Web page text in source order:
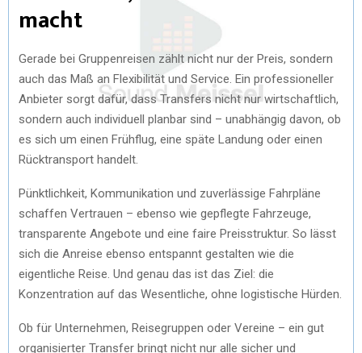
macht
Gerade bei Gruppenreisen zählt nicht nur der Preis, sondern
auch das Maß an Flexibilität und Service. Ein professioneller
Anbieter sorgt dafür, dass Transfers nicht nur wirtschaftlich,
sondern auch individuell planbar sind – unabhängig davon, ob
es sich um einen Frühflug, eine späte Landung oder einen
Rücktransport handelt.
Pünktlichkeit, Kommunikation und zuverlässige Fahrpläne
schaffen Vertrauen – ebenso wie gepflegte Fahrzeuge,
transparente Angebote und eine faire Preisstruktur. So lässt
sich die Anreise ebenso entspannt gestalten wie die
eigentliche Reise. Und genau das ist das Ziel: die
Konzentration auf das Wesentliche, ohne logistische Hürden.
Ob für Unternehmen, Reisegruppen oder Vereine – ein gut
organisierter Transfer bringt nicht nur alle sicher und